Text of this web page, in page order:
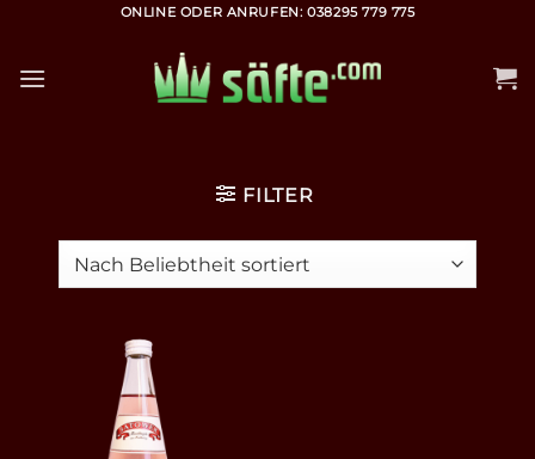
springen
ONLINE ODER ANRUFEN: 038295 779 775
FILTER